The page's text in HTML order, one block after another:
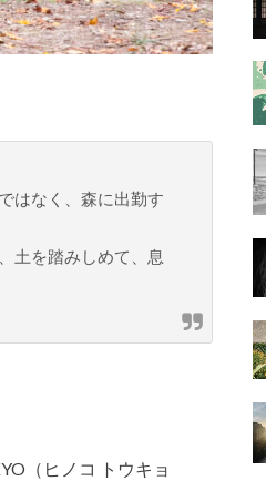
はなく、森に出勤す
土を踏みしめて、息
（ヒノコ トウキョ